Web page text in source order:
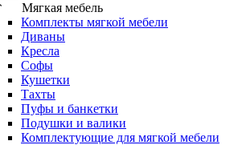
Мягкая мебель
Комплекты мягкой мебели
Диваны
Кресла
Софы
Кушетки
Тахты
Пуфы и банкетки
Подушки и валики
Комплектующие для мягкой мебели